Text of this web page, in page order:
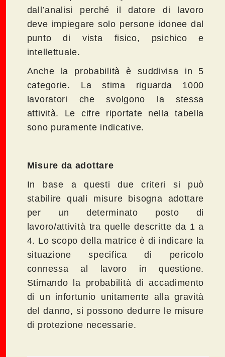
dall’analisi perché il datore di lavoro
deve impiegare solo persone idonee dal
punto di vista fisico, psichico e
intellettuale.
Anche la probabilità è suddivisa in 5
categorie. La stima riguarda 1000
lavoratori che svolgono la stessa
attività. Le cifre riportate nella tabella
sono puramente indicative.
Misure da adottare
In base a questi due criteri si può
stabilire quali misure bisogna adottare
per un determinato posto di
lavoro/attività tra quelle descritte da 1 a
4. Lo scopo della matrice è di indicare la
situazione specifica di pericolo
connessa al lavoro in questione.
Stimando la probabilità di accadimento
di un infortunio unitamente alla gravità
del danno, si possono dedurre le misure
di protezione necessarie.